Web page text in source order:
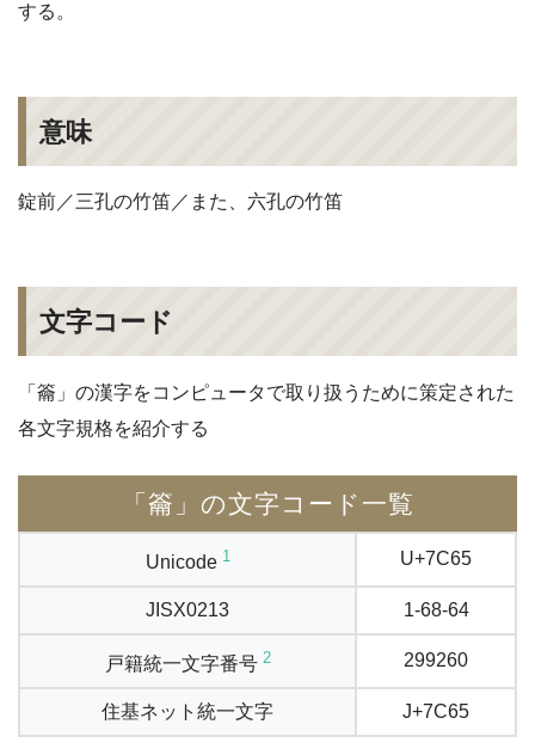
する。
意味
錠前／三孔の竹笛／また、六孔の竹笛
文字コード
「籥」の漢字をコンピュータで取り扱うために策定された
各文字規格を紹介する
「籥」の文字コード一覧
Unicode 1 U+7C65
JISX0213 1-68-64
戸籍統一文字番号 2 299260
住基ネット統一文字 J+7C65